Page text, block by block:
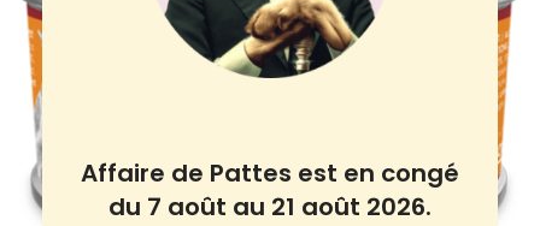
Affaire de Pattes est en congé
du 7 août au 21 août 2026.